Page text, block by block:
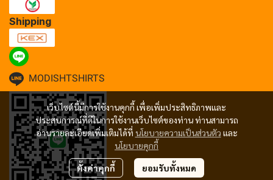
เว็บไซต์นี้มีการใช้งานคุกกี้ เพื่อเพิ่มประสิทธิภาพและ
ประสบการณ์ที่ดีในการใช้งานเว็บไซต์ของท่าน ท่านสามารถ
อ่านรายละเอียดเพิ่มเติมได้ที่ นโยบายความเป็นส่วนตัว และ
นโยบายคุกกี้
ตั้งค่าคุกกี้ ยอมรับทั้งหมด
Shipping
MODISHTSHIRTS